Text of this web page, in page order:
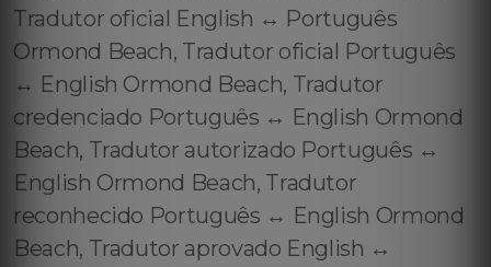
Tradutor oficial English ↔️ Português
Ormond Beach, Tradutor oficial Português
↔️ English Ormond Beach, Tradutor
credenciado Português ↔️ English Ormond
Beach, Tradutor autorizado Português ↔️
English Ormond Beach, Tradutor
reconhecido Português ↔️ English Ormond
Beach, Tradutor aprovado English ↔️